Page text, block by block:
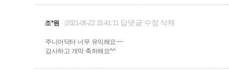
조*원 2021-06-22 15:41:11 답댓글 수정 삭제
주니어닥터 너무 유익해요~~
감사하고 개막 축하해요^^